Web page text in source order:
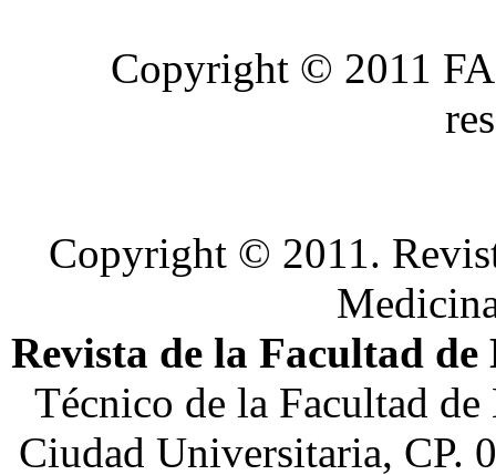
Copyright © 2011
Copyright © 2011.
Revista de la Facultad
Técnico de la Facultad
Ciudad Universitaria, CP.